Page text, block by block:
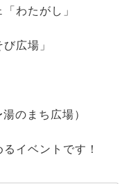
わたがし」
広場」
のまち広場）
イベントです！